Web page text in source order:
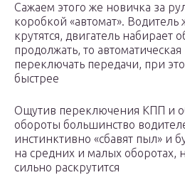
Сажаем этого же новичка за
коробкой «автомат». Водитель
крутятся, двигатель набирает
продолжать, то
переключать передачи, при
быстрее
Ощутив переключения КПП и
обороты большинство
инстинктивно «сбавят пыл» и
на средних и малых оборотах,
сильно раскрутится